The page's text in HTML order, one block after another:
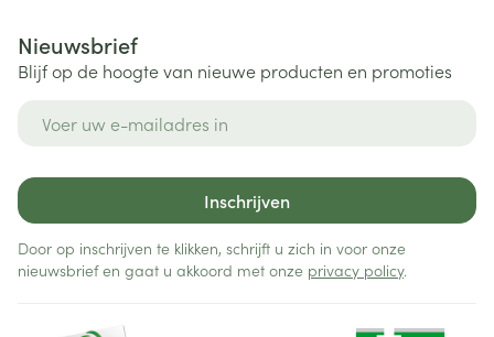
Nieuwsbrief
Blijf op de hoogte van nieuwe producten en promoties
Inschrijven
Door op inschrijven te klikken, schrijft u zich in voor onze
nieuwsbrief en gaat u akkoord met onze privacy policy.